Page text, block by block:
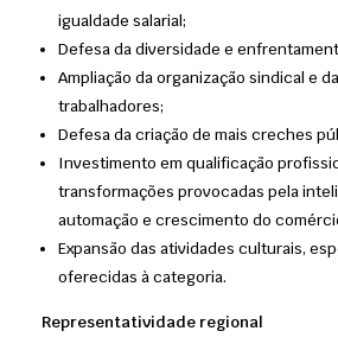
igualdade salarial;
Defesa da diversidade e
Ampliação da organização sindical e
trabalhadores;
Defesa da criação de mais creches
Investimento em qualificação
transformações provocadas pela
automação e crescimento do
Expansão das atividades culturais,
oferecidas à categoria.
Representatividade regional